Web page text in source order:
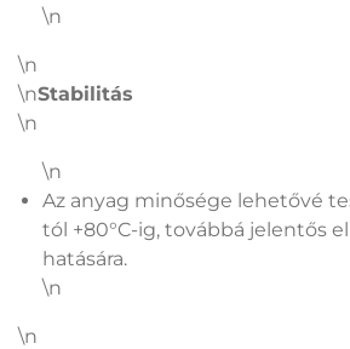
\n
\n
\nStabilitás
\n
\n
Az anyag minősége lehetővé
tól +80°C-ig, továbbá jelentős
hatására.
\n
\n